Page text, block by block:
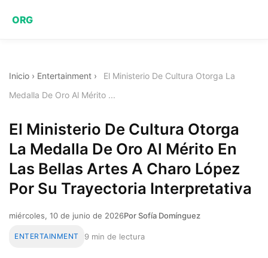
ORG
Inicio › Entertainment ›
El Ministerio De Cultura Otorga La
Medalla De Oro Al Mérito ...
El Ministerio De Cultura Otorga
La Medalla De Oro Al Mérito En
Las Bellas Artes A Charo López
Por Su Trayectoria Interpretativa
miércoles, 10 de junio de 2026Por Sofía Domínguez
ENTERTAINMENT 9 min de lectura